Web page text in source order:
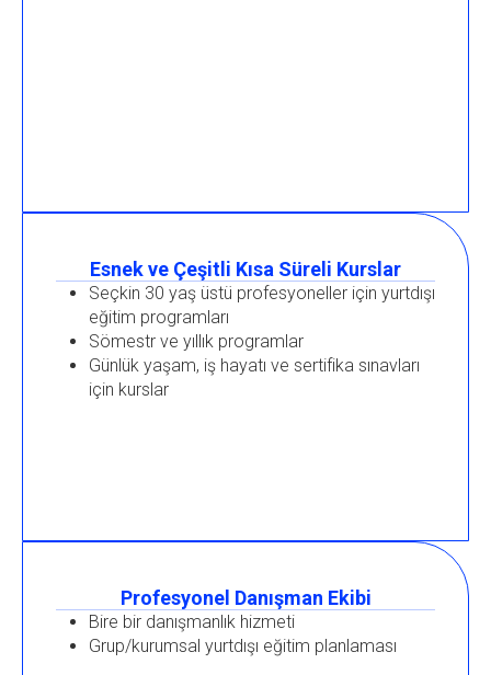
Esnek ve Çeşitli Kısa Süreli Kurslar
Seçkin 30 yaş üstü profesyoneller için yurtdışı
eğitim programları
Sömestr ve yıllık programlar
Günlük yaşam, iş hayatı ve sertifika sınavları
için kurslar
Profesyonel Danışman Ekibi
Bire bir danışmanlık hizmeti
Grup/kurumsal yurtdışı eğitim planlaması